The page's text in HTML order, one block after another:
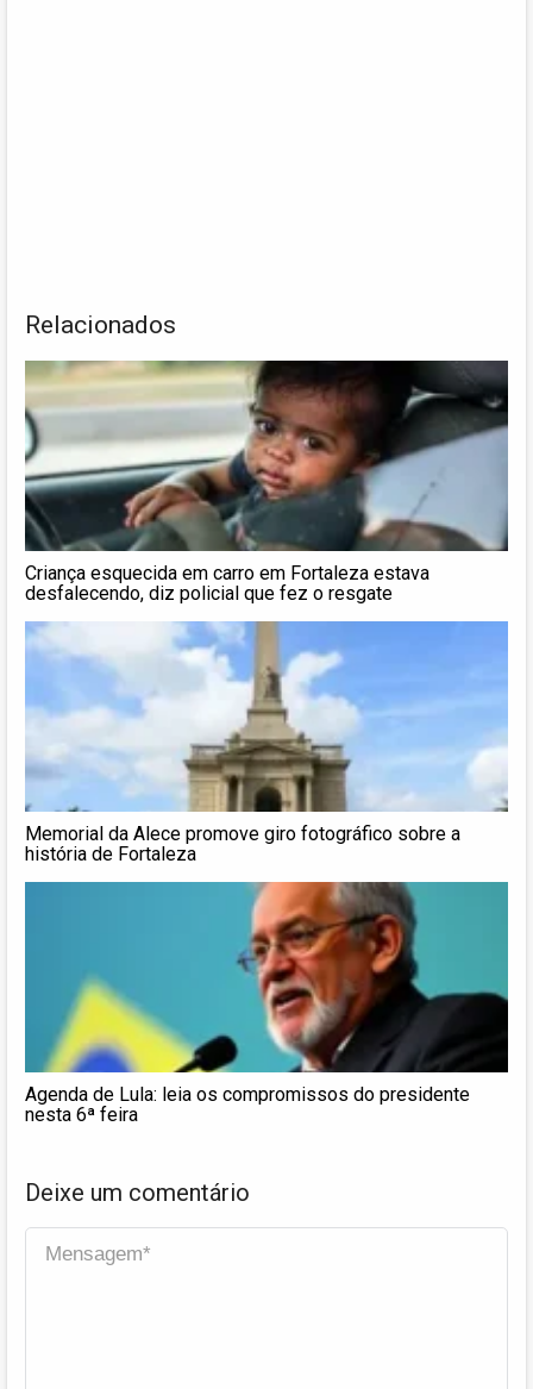
Relacionados
Criança esquecida em carro em Fortaleza estava
desfalecendo, diz policial que fez o resgate
Memorial da Alece promove giro fotográfico sobre a
história de Fortaleza
Agenda de Lula: leia os compromissos do presidente
nesta 6ª feira
Deixe um comentário